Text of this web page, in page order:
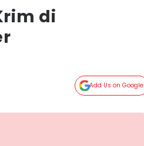
di
Add Us on Google